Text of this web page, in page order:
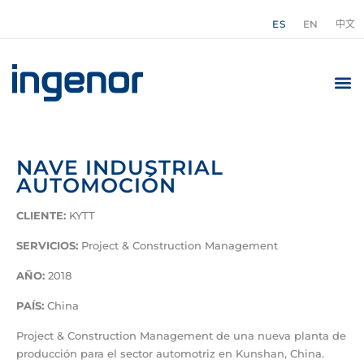
ES EN 中文
NAVE INDUSTRIAL
AUTOMOCIÓN
CLIENTE: KYTT
SERVICIOS: Project & Construction Management
AÑO: 2018
PAÍS: China
Project & Construction Management de una nueva planta de
producción para el sector automotriz en Kunshan, China.